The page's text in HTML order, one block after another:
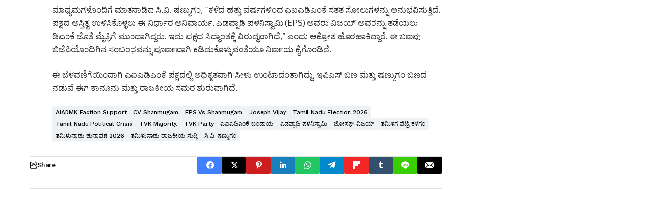
ಮಾಧ್ಯಮಗಳೊಂದಿಗೆ ಮಾತನಾಡಿದ ಸಿ.ವಿ. ಷಣ್ಮುಗಂ, “ಕಳೆದ ಹತ್ತು ವರ್ಷಗಳಿಂದ ಎಐಎಡಿಎಂಕೆ ಸತತ ಸೋಲುಗಳನ್ನು ಅನುಭವಿಸುತ್ತಿದೆ.
ಪಕ್ಷದ ಅಸ್ತಿತ್ವ ಉಳಿಸಿಕೊಳ್ಳಲು ಈ ನಿರ್ಧಾರ ಅನಿವಾರ್ಯ. ಎಡಪ್ಪಾಡಿ ಪಳನಿಸ್ವಾಮಿ (EPS) ಅವರು ವಿಜಯ್ ಅವರನ್ನು ತಡೆಯಲು
ಡಿಎಂಕೆ ಜೊತೆ ಮೈತ್ರಿಗೆ ಮುಂದಾಗಿದ್ದರು. ಇದು ಪಕ್ಷದ ಸಿದ್ಧಾಂತಕ್ಕೆ ವಿರುದ್ಧವಾಗಿದೆ,” ಎಂದು ಆಕ್ರೋಶ ಹೊರಹಾಕಿದ್ದಾರೆ. ಈ ಬಣವು
ಬಿಜೆಪಿಯೊಂದಿಗಿನ ಸಂಬಂಧವನ್ನು ಪೂರ್ಣವಾಗಿ ಕಡಿದುಕೊಳ್ಳುವಂತೆಯೂ ನಿರ್ಣಯ ಕೈಗೊಂಡಿದೆ.
ಈ ಬೆಳವಣಿಗೆಯಿಂದಾಗಿ ಎಐಎಡಿಎಂಕೆ ಪಕ್ಷದಲ್ಲಿ ಅಧಿಕೃತವಾಗಿ ಸೀಳು ಉಂಟಾದಂತಾಗಿದ್ದು, ಇಪಿಎಸ್ ಬಣ ಮತ್ತು ಷಣ್ಮುಗಂ ಬಣದ
ನಡುವೆ ಈಗ ಕಾನೂನು ಮತ್ತು ರಾಜಕೀಯ ಸಮರ ಶುರುವಾಗಿದೆ.
AIADMK Faction Support CV Shanmugam EPS Vs Shanmugam Joseph Vijay
Tamil Nadu Election 2026
Tamil Nadu Political Crisis
TVK Majority. TVK Party ಎಐಎಡಿಎಂಕೆ ಬಂಡಾಯ ಎಡಪ್ಪಾಡಿ ಪಳನಿಸ್ವಾಮಿ ಜೋಸೆಫ್ ವಿಜಯ್
ತಮಿಳಗ ವೆಟ್ರಿ ಕಳಗಂ
ತಮಿಳುನಾಡು ಚುನಾವಣೆ 2026
ತಮಿಳುನಾಡು ರಾಜಕೀಯ ಸುದ್ದಿ ಸಿ.ವಿ. ಷಣ್ಮುಗಂ
Share